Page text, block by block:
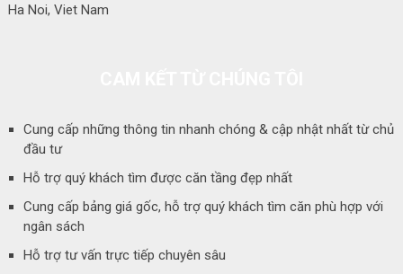
Ha Noi, Viet Nam
Cung cấp những thông tin nhanh chóng & cập nhật nhất từ chủ
đầu tư
Hỗ trợ quý khách tìm được căn tầng đẹp nhất
Cung cấp bảng giá gốc, hỗ trợ quý khách tìm căn phù hợp với
ngân sách
Hỗ trợ tư vấn trực tiếp chuyên sâu